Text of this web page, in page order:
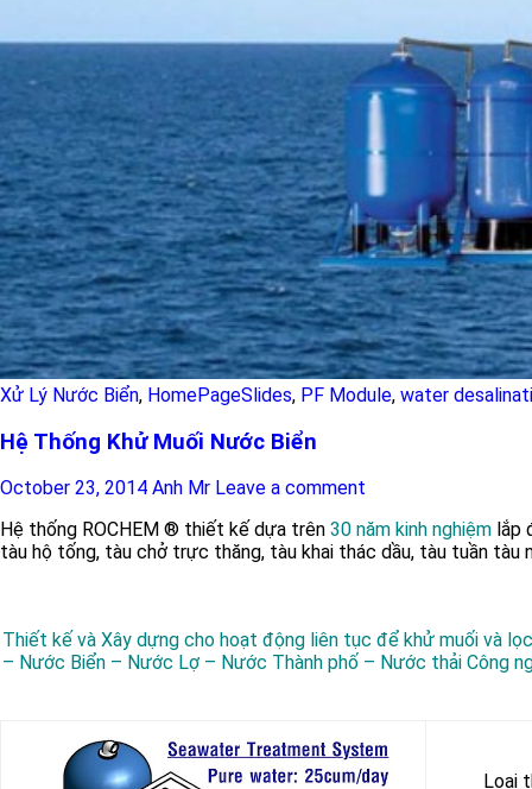
Xử Lý Nước Biển, HomePageSlides, PF Module, water
Hệ Thống Khử Muối Nước Biển
October 23, 2014 Anh Mr Leave a comment
Hệ thống ROCHEM ® thiết kế dựa trên 30 năm kinh nghiệm lắp
tàu hộ tống, tàu chở trực thăng, tàu khai thác dầu, tàu tuần tàu
Thiết kế và Xây dựng cho hoạt động liên tục để khử muối và
– Nước Biển – Nước Lợ – Nước Thành phố – Nước thải Công
Loại